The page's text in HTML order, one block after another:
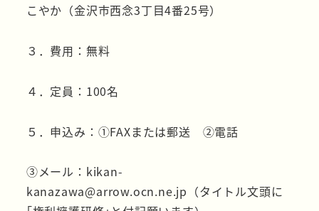
こやか（金沢市西念3丁目4番25号）
３．費用：無料
４．定員：100名
５．申込み：①FAXまたは郵送 ②電話
③メール：kikan-
kanazawa@arrow.ocn.ne.jp（タイトル文頭に